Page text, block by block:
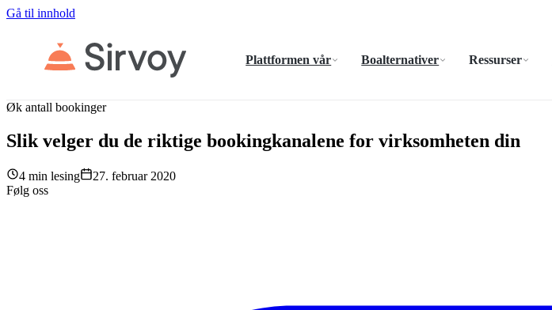
Gå til innhold
Plattformen vår Boalternativer Ressurser
Øk antall bookinger
Slik velger du de riktige bookingkanalene for virksomheten din
4 min lesing
27. februar 2020
Følg oss